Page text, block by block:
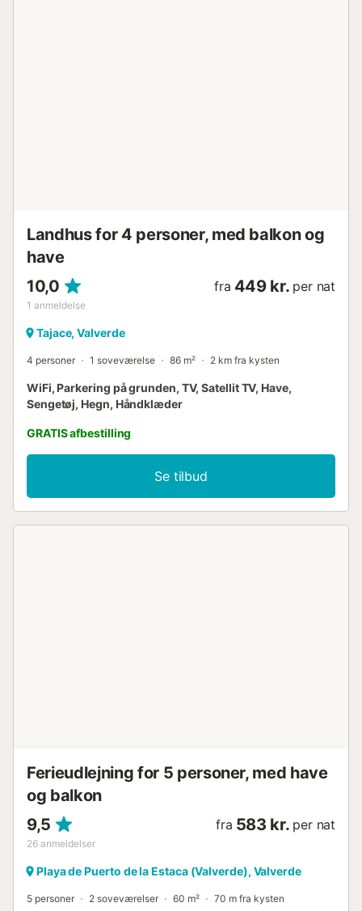
Landhus for 4 personer, med balkon og
have
10,0
1 anmeldelse
fra 449 kr. per nat
Tajace, Valverde
4 personer 1 soveværelse 86 m² 2 km fra kysten
WiFi, Parkering på grunden, TV, Satellit TV, Have,
Sengetøj, Hegn, Håndklæder
GRATIS afbestilling
Se tilbud
Ferieudlejning for 5 personer, med have
og balkon
9,5
26 anmeldelser
fra 583 kr. per nat
Playa de Puerto de la Estaca (Valverde), Valverde
5 personer 2 soveværelser 60 m² 70 m fra kysten